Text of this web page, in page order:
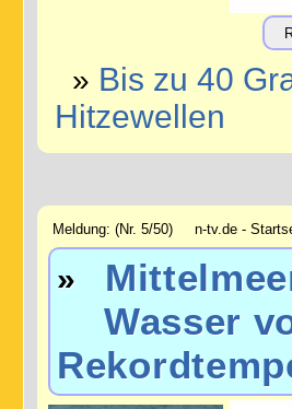
» Bis zu 40
Hitzewellen
Meldung: (Nr. 5/50) n-tv.de -
»
Wasser